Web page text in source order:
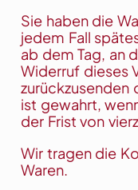
Sie haben die
jedem Fall
ab dem Tag, an
Widerruf dieses
zurückzusenden
ist gewahrt,
der Frist von
Wir tragen die
Waren.